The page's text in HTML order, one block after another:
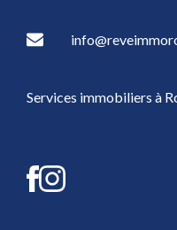
Services immobiliers à